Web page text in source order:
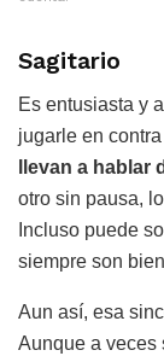
Sagitario
Es entusiasta y
jugarle en
llevan a hablar
otro sin pausa,
Incluso puede
siempre son
Aun así, esa
Aunque a veces